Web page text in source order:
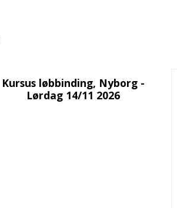
Kursus løbbinding, Nyborg -
Lørdag 14/11 2026